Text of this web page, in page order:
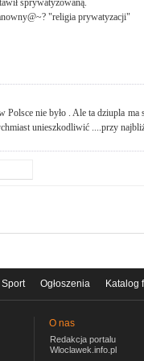
sprywatyzowaną.
"religia prywatyzacji"
Polsce nie było . Ale ta dziupla
unieszkodliwić ....przy
Sport Ogłoszenia Katalog
O nas
Redakcja portalu
Wloclawek.info.pl